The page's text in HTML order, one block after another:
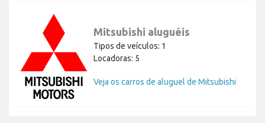
Mitsubishi aluguéis
Tipos de veículos: 1
Locadoras: 5
Veja os carros de aluguel de Mitsubishi